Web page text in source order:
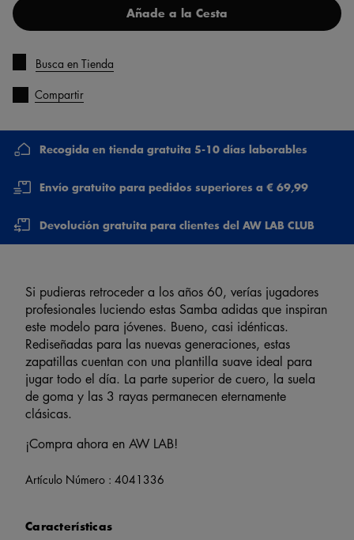
Añade a la Cesta
Busca en Tienda
Compartir
Recogida en tienda gratuita 5-10 días laborables
Envío gratuito para pedidos superiores a € 69,99
Devolución gratuita para clientes del AW LAB CLUB
Si pudieras retroceder a los años 60, verías jugadores
profesionales luciendo estas Samba adidas que inspiran
este modelo para jóvenes. Bueno, casi idénticas.
Rediseñadas para las nuevas generaciones, estas
zapatillas cuentan con una plantilla suave ideal para
jugar todo el día. La parte superior de cuero, la suela
de goma y las 3 rayas permanecen eternamente
clásicas.
¡Compra ahora en AW LAB!
Artículo Número : 4041336
Características